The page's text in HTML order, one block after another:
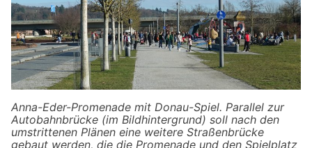
Anna-Eder-Promenade mit Donau-Spiel. Parallel zur
Autobahnbrücke (im Bildhintergrund) soll nach den
umstrittenen Plänen eine weitere Straßenbrücke
gebaut werden, die die Promenade und den Spielplatz